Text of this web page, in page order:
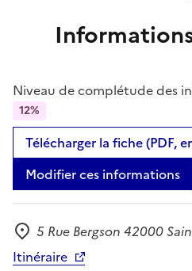
Niveau de complétude des
12%
Télécharger la fiche (PDF,
Modifier ces informations
Adresse
5 Rue Bergson 42000
Itinéraire